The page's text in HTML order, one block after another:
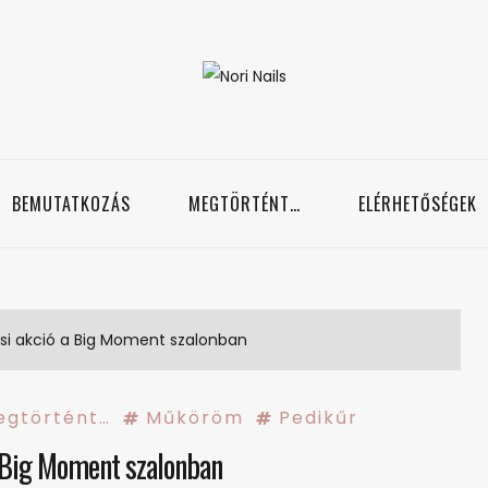
BEMUTATKOZÁS MEGTÖRTÉNT… ELÉRHETŐSÉGEK
akció a Big Moment szalonban
Műköröm Pedikűr
Moment szalonban